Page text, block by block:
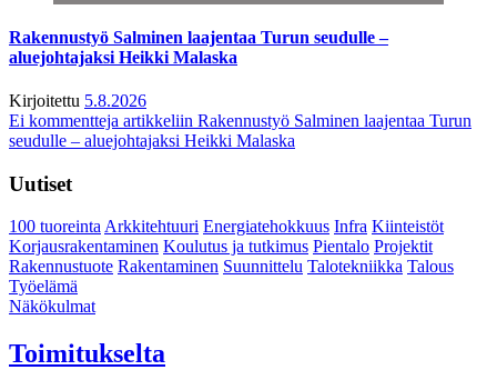
Rakennustyö Salminen laajentaa Turun seudulle –
aluejohtajaksi Heikki Malaska
Kirjoitettu 5.8.2026
Ei kommentteja artikkeliin Rakennustyö Salminen laajentaa Turun
seudulle – aluejohtajaksi Heikki Malaska
Uutiset
100 tuoreintaArkkitehtuuri Energiatehokkuus Infra Kiinteistöt
Korjausrakentaminen Koulutus ja tutkimus Pientalo Projektit
Rakennustuote Rakentaminen Suunnittelu Talotekniikka Talous
Työelämä
Näkökulmat
Toimitukselta